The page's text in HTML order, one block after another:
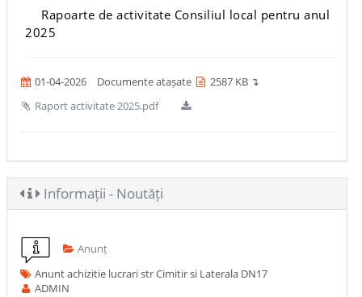
Rapoarte de activitate Consiliul local pentru anul
2025
01-04-2026 Documente atașate
2587 KB ↴
Raport activitate 2025.pdf
Informații - Noutăți
Anunț
Anunt achizitie lucrari str Cimitir si Laterala DN17
ADMIN